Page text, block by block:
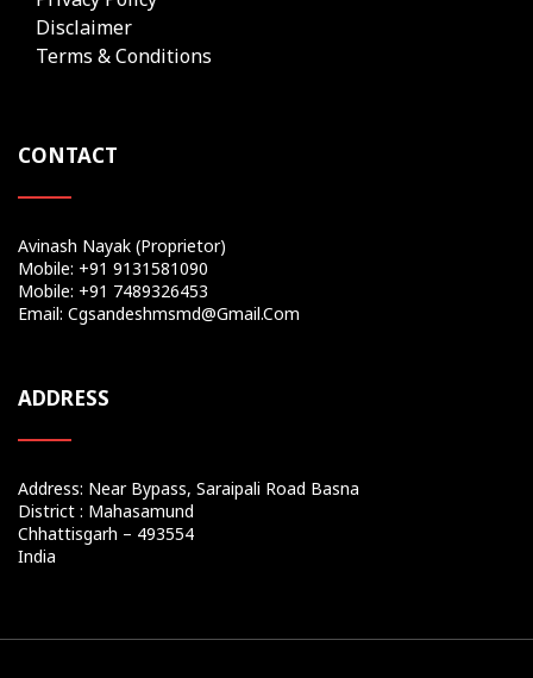
Disclaimer
Terms & Conditions
CONTACT
Avinash Nayak (Proprietor)
Mobile: +91 9131581090
Mobile: +91 7489326453
Email: Cgsandeshmsmd@gmail.com
ADDRESS
Address: Near Bypass, Saraipali Road Basna
District : Mahasamund
Chhattisgarh – 493554
India